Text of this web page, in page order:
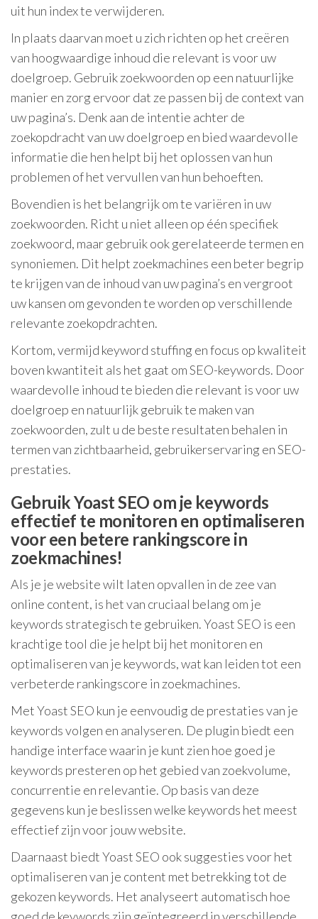
uit hun index te verwijderen.
In plaats daarvan moet u zich richten op het creëren
van hoogwaardige inhoud die relevant is voor uw
doelgroep. Gebruik zoekwoorden op een natuurlijke
manier en zorg ervoor dat ze passen bij de context van
uw pagina’s. Denk aan de intentie achter de
zoekopdracht van uw doelgroep en bied waardevolle
informatie die hen helpt bij het oplossen van hun
problemen of het vervullen van hun behoeften.
Bovendien is het belangrijk om te variëren in uw
zoekwoorden. Richt u niet alleen op één specifiek
zoekwoord, maar gebruik ook gerelateerde termen en
synoniemen. Dit helpt zoekmachines een beter begrip
te krijgen van de inhoud van uw pagina’s en vergroot
uw kansen om gevonden te worden op verschillende
relevante zoekopdrachten.
Kortom, vermijd keyword stuffing en focus op kwaliteit
boven kwantiteit als het gaat om SEO-keywords. Door
waardevolle inhoud te bieden die relevant is voor uw
doelgroep en natuurlijk gebruik te maken van
zoekwoorden, zult u de beste resultaten behalen in
termen van zichtbaarheid, gebruikerservaring en SEO-
prestaties.
Gebruik Yoast SEO om je keywords
effectief te monitoren en optimaliseren
voor een betere rankingscore in
zoekmachines!
Als je je website wilt laten opvallen in de zee van
online content, is het van cruciaal belang om je
keywords strategisch te gebruiken. Yoast SEO is een
krachtige tool die je helpt bij het monitoren en
optimaliseren van je keywords, wat kan leiden tot een
verbeterde rankingscore in zoekmachines.
Met Yoast SEO kun je eenvoudig de prestaties van je
keywords volgen en analyseren. De plugin biedt een
handige interface waarin je kunt zien hoe goed je
keywords presteren op het gebied van zoekvolume,
concurrentie en relevantie. Op basis van deze
gegevens kun je beslissen welke keywords het meest
effectief zijn voor jouw website.
Daarnaast biedt Yoast SEO ook suggesties voor het
optimaliseren van je content met betrekking tot de
gekozen keywords. Het analyseert automatisch hoe